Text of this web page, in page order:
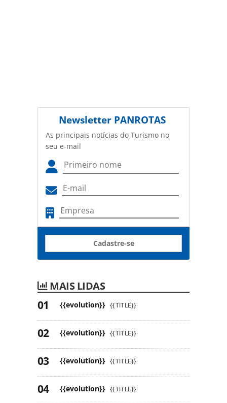
Newsletter PANROTAS
As principais notícias do Turismo no
seu e-mail
Cadastre-se
MAIS LIDAS
{{evolution}} {{TITLE}}
{{evolution}} {{TITLE}}
{{evolution}} {{TITLE}}
{{evolution}} {{TITLE}}